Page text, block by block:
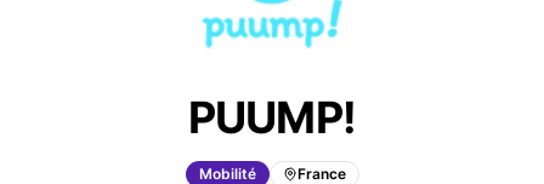
PUUMP!
Mobilité France